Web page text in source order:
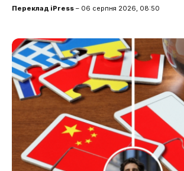
Переклад iPress – 06 серпня 2026, 08:50